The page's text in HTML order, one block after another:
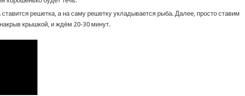
решетка, а на саму решетку укладывается рыба. Далее, просто ставим
накрыв крышкой, и ждём 20-30 минут.